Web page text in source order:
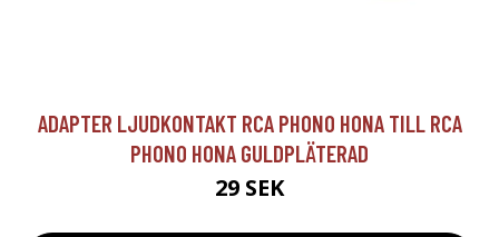
ADAPTER LJUDKONTAKT RCA PHONO HONA TILL RCA
PHONO HONA GULDPLÄTERAD
29 SEK